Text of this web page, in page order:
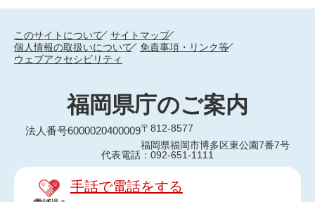
このサイトについて
サイトマップ
個人情報の取扱いについて
免責事項・リンク等
ウェブアクセシビリティ
福岡県庁のご案内
法人番号6000020400009〒812-8577
福岡県福岡市博多区東公園7番7号
代表電話：092-651-1111
手話で電話をする